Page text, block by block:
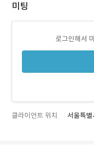
미팅
로그인해서
클라이언트 위치 서울특